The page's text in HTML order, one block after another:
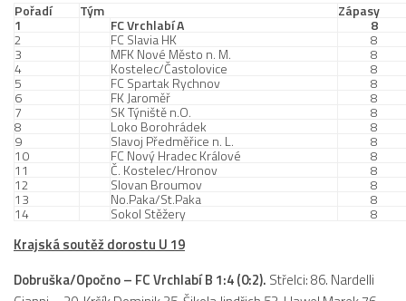
Pořadí Tým Zápasy
1 FC Vrchlabí A 8
2 FC Slavia HK 8
3 MFK Nové Město n. M. 8
4 Kostelec/Častolovice 8
5 FC Spartak Rychnov 8
6 FK Jaroměř 8
7 SK Týniště n.O. 8
8 Loko Borohrádek 8
9 Slavoj Předměřice n. L. 8
10 FC Nový Hradec Králové 8
11 Č. Kostelec/Hronov 8
12 Slovan Broumov 8
13 No.Paka/St.Paka 8
14 Sokol Stěžery 8
Krajská soutěž dorostu U 19
Dobruška/Opočno – FC Vrchlabí B 1:4 (0:2). Střelci: 86. Nardelli